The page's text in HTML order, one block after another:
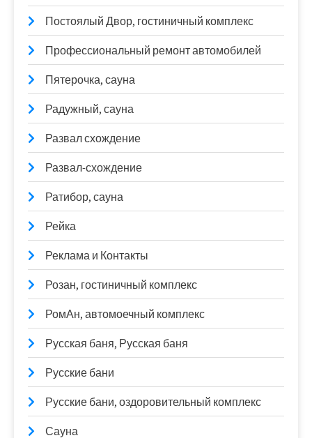
Постоялый Двор, гостиничный комплекс
Профессиональный ремонт автомобилей
Пятерочка, сауна
Радужный, сауна
Развал схождение
Развал-схождение
Ратибор, сауна
Рейка
Реклама и Контакты
Розан, гостиничный комплекс
РомАн, автомоечный комплекс
Русская баня, Русская баня
Русские бани
Русские бани, оздоровительный комплекс
Сауна